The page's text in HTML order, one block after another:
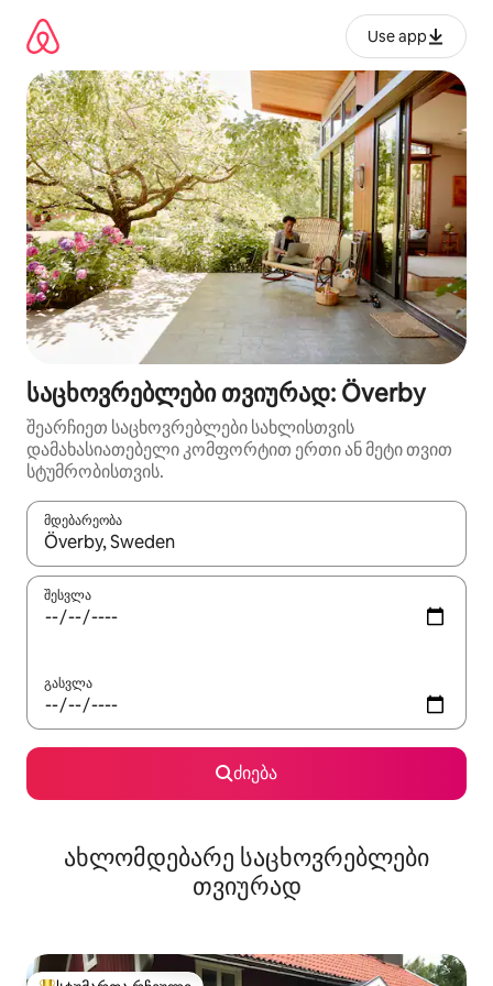
გადასვლა
Use app
საცხოვრებლები თვიურად: Överby
შეარჩიეთ საცხოვრებლები სახლისთვის
დამახასიათებელი კომფორტით ერთი ან მეტი თვით
სტუმრობისთვის.
მდებარეობა
როცა შედეგები ხელმისაწვდომი გახდება, ნავიგაციისთვის
შესვლა
გასვლა
ძიება
ახლომდებარე საცხოვრებლები
თვიურად